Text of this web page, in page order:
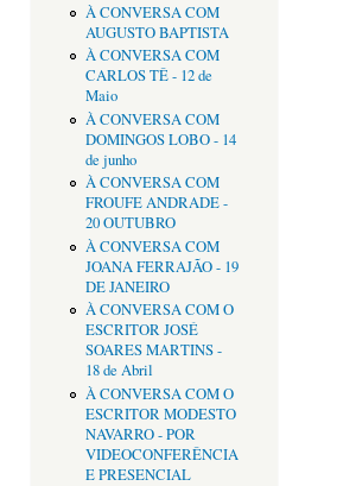
À CONVERSA COM
AUGUSTO BAPTISTA
À CONVERSA COM
CARLOS TÊ - 12 de
Maio
À CONVERSA COM
DOMINGOS LOBO - 14
de junho
À CONVERSA COM
FROUFE ANDRADE -
20 OUTUBRO
À CONVERSA COM
JOANA FERRAJÃO - 19
DE JANEIRO
À CONVERSA COM O
ESCRITOR JOSÉ
SOARES MARTINS -
18 de Abril
À CONVERSA COM O
ESCRITOR MODESTO
NAVARRO - POR
VIDEOCONFERÊNCIA
E PRESENCIAL